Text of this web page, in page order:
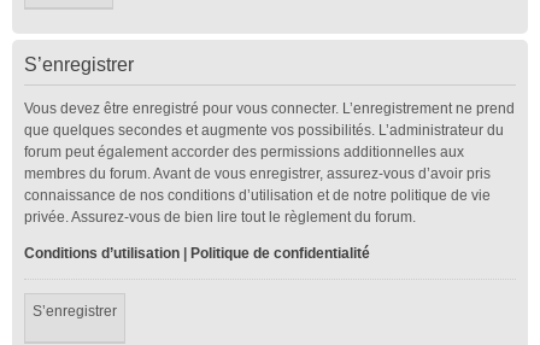
S’enregistrer
Vous devez être enregistré pour vous connecter. L’enregistrement ne prend
que quelques secondes et augmente vos possibilités. L’administrateur du
forum peut également accorder des permissions additionnelles aux
membres du forum. Avant de vous enregistrer, assurez-vous d’avoir pris
connaissance de nos conditions d’utilisation et de notre politique de vie
privée. Assurez-vous de bien lire tout le règlement du forum.
Conditions d’utilisation Politique de confidentialité
S’enregistrer